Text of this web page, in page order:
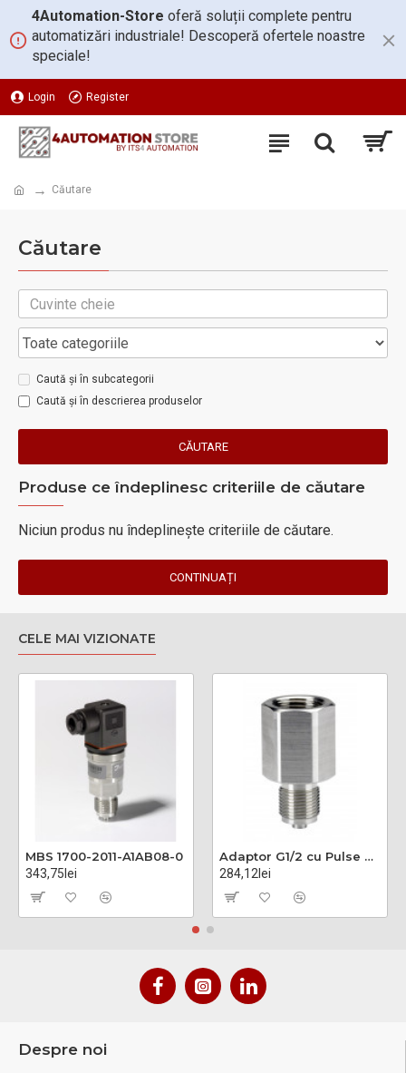
4Automation-Store oferă soluții complete pentru
automatizări industriale! Descoperă ofertele noastre
speciale!
Login Register
Căutare
Căutare
Caută și în subcategorii
Caută și în descrierea produselor
CĂUTARE
Produse ce îndeplinesc criteriile de căutare
Niciun produs nu îndeplineşte criteriile de căutare.
CONTINUAȚI
CELE MAI VIZIONATE
MBS 1700-2011-A1AB08-0
343,75lei
Adaptor G1/2 cu Pulse Snubber
284,12lei
Despre noi